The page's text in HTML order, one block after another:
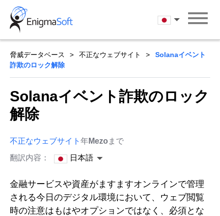
Skip
content
日本語
脅威データベース 不正なウェブサイト
Solanaイベント
詐欺のロック解除
Solanaイベント詐欺のロック
解除
不正なウェブサイト 年Mezo まで
翻訳内容：
日本語
金融サービスや資産がますますオンラインで管理
される今日のデジタル環境において、ウェブ閲覧
時の注意はもはやオプションではなく、必須とな